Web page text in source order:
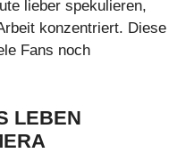
lieber spekulieren,
konzentriert. Diese
Fans noch
LEBEN